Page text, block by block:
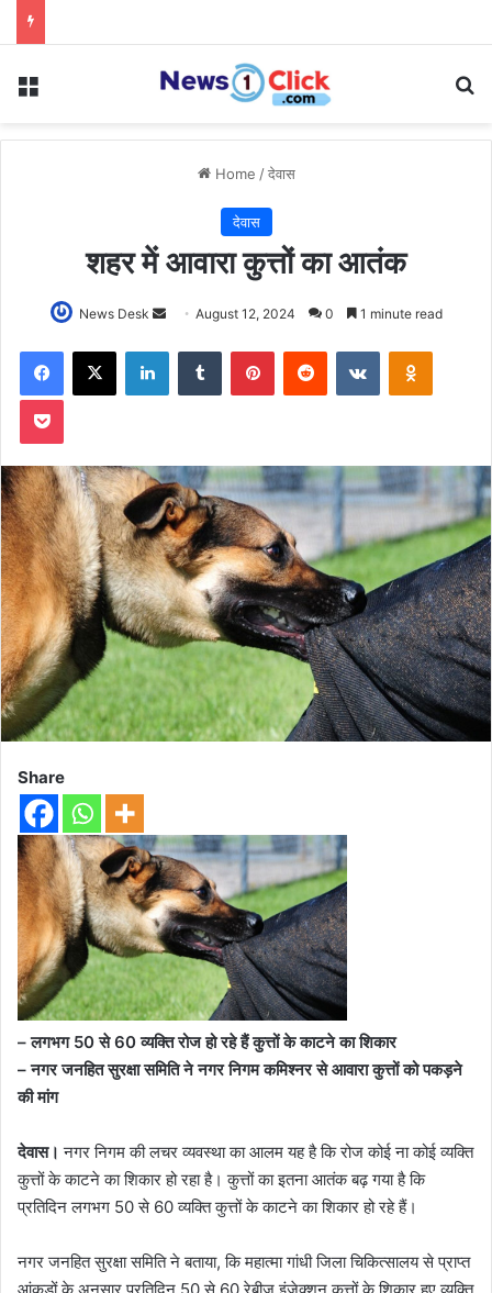
Menu
Home / देवास
देवास
शहर में आवारा कुत्तों का आतंक
News Desk
Send
email
August 12, 2024 0 1 minute read
Facebook
X LinkedInTumblr PinterestReddit VKontakte
Pocket
Share
– लगभग 50 से 60 व्यक्ति रोज हो रहे हैं कुत्तों के काटने का शिकार
– नगर जनहित सुरक्षा समिति ने नगर निगम कमिश्नर से आवारा कुत्तों को पकड़ने
की मांग
देवास। नगर निगम की लचर व्यवस्था का आलम यह है कि रोज कोई ना कोई व्यक्ति
कुत्तों के काटने का शिकार हो रहा है। कुत्तों का इतना आतंक बढ़ गया है कि
प्रतिदिन लगभग 50 से 60 व्यक्ति कुत्तों के काटने का शिकार हो रहे हैं।
नगर जनहित सुरक्षा समिति ने बताया, कि महात्मा गांधी जिला चिकित्सालय से प्राप्त